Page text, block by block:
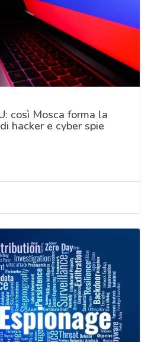
così Mosca forma la
hacker e cyber spie